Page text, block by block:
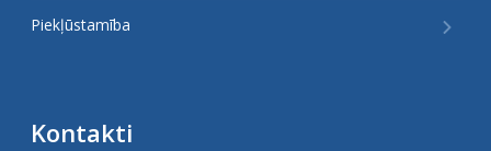
Piekļūstamība
Kontakti